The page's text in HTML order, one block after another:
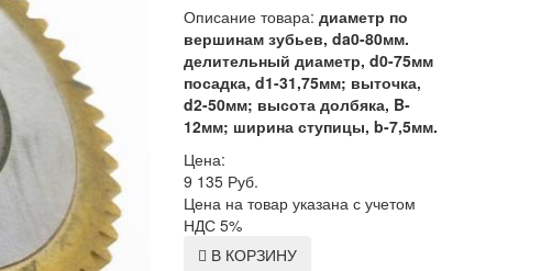
Описание товара: диаметр по
вершинам зубьев, da0-80мм.
делительный диаметр, d0-75мм
посадка, d1-31,75мм; выточка,
d2-50мм; высота долбяка, B-
12мм; ширина ступицы, b-7,5мм.
Цена:
9 135 Руб.
Цена на товар указана с учетом
НДС 5%
В КОРЗИНУ